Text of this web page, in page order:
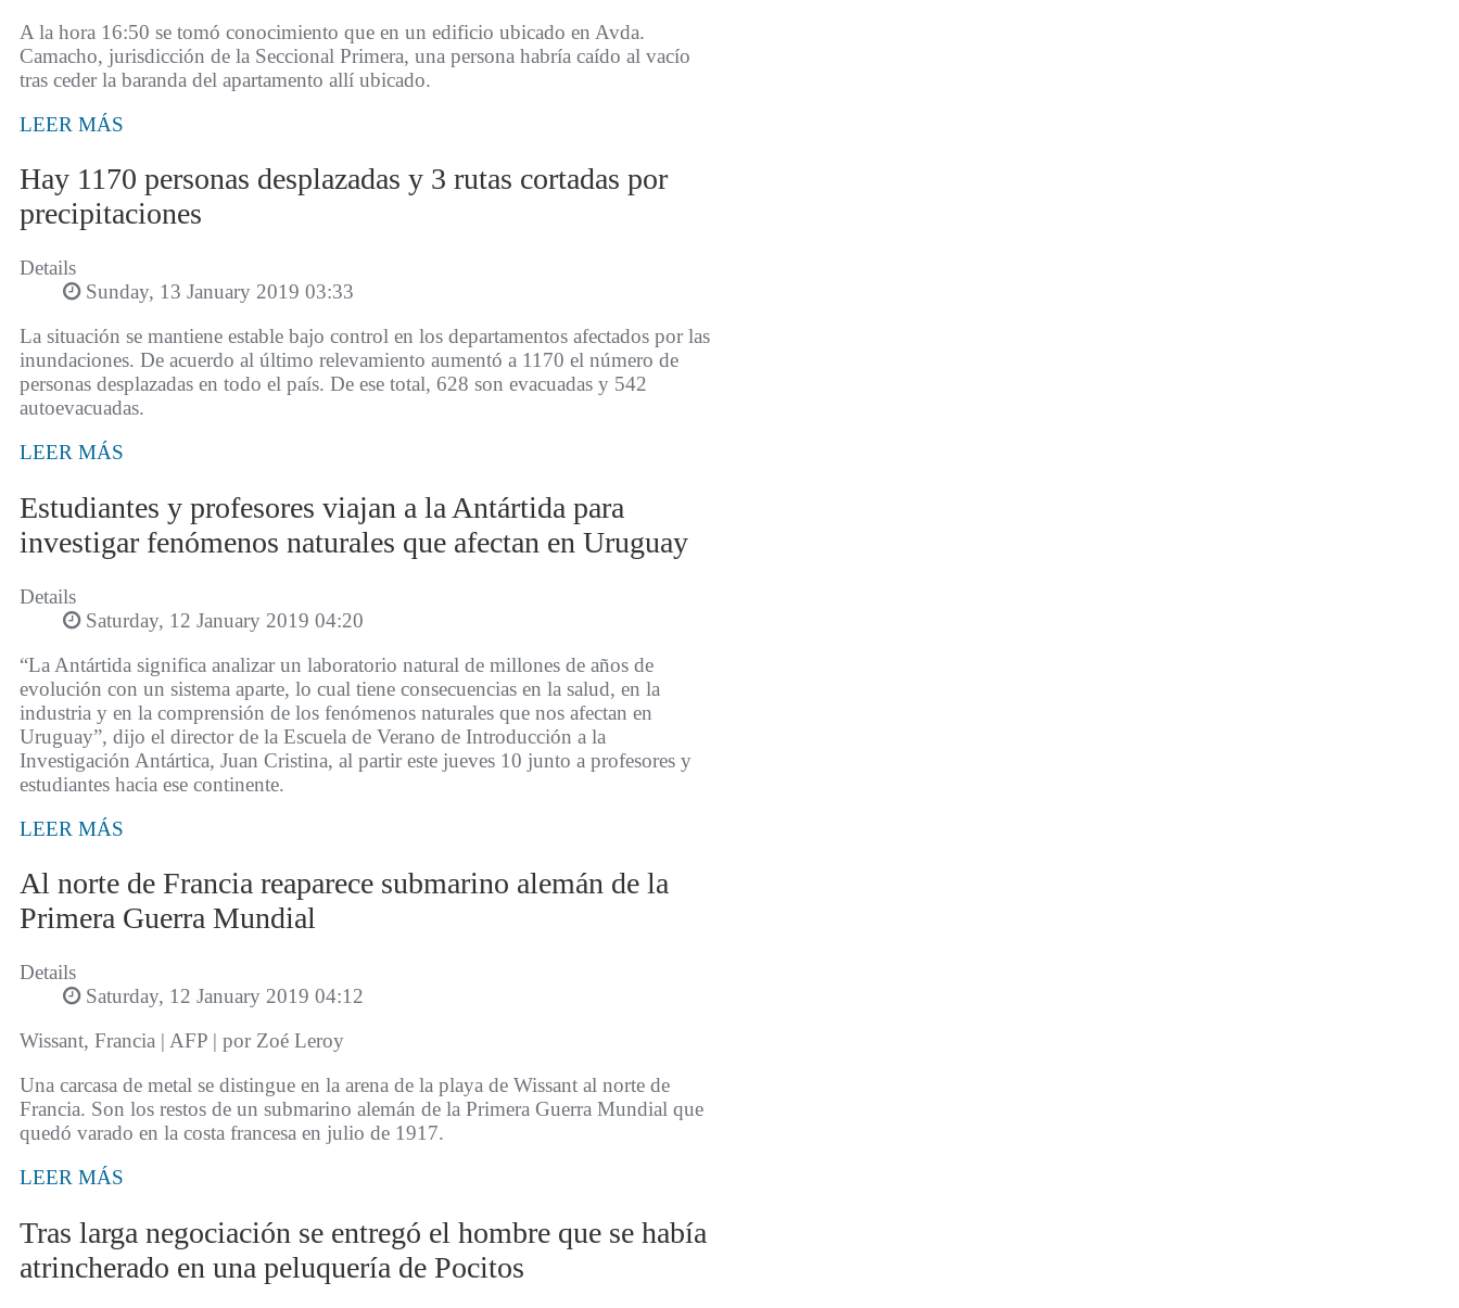
A la hora 16:50 se tomó conocimiento que en un edificio ubicado en Avda.
Camacho, jurisdicción de la Seccional Primera, una persona habría caído al vacío
tras ceder la baranda del apartamento allí ubicado.
LEER MÁS
Hay 1170 personas desplazadas y 3 rutas cortadas por
precipitaciones
Details
Sunday, 13 January 2019 03:33
La situación se mantiene estable bajo control en los departamentos afectados por las
inundaciones. De acuerdo al último relevamiento aumentó a 1170 el número de
personas desplazadas en todo el país. De ese total, 628 son evacuadas y 542
autoevacuadas.
LEER MÁS
Estudiantes y profesores viajan a la Antártida para
investigar fenómenos naturales que afectan en Uruguay
Details
Saturday, 12 January 2019 04:20
“La Antártida significa analizar un laboratorio natural de millones de años de
evolución con un sistema aparte, lo cual tiene consecuencias en la salud, en la
industria y en la comprensión de los fenómenos naturales que nos afectan en
Uruguay”, dijo el director de la Escuela de Verano de Introducción a la
Investigación Antártica, Juan Cristina, al partir este jueves 10 junto a profesores y
estudiantes hacia ese continente.
LEER MÁS
Al norte de Francia reaparece submarino alemán de la
Primera Guerra Mundial
Details
Saturday, 12 January 2019 04:12
Wissant, Francia | AFP | por Zoé Leroy
Una carcasa de metal se distingue en la arena de la playa de Wissant al norte de
Francia. Son los restos de un submarino alemán de la Primera Guerra Mundial que
quedó varado en la costa francesa en julio de 1917.
LEER MÁS
Tras larga negociación se entregó el hombre que se había
atrincherado en una peluquería de Pocitos